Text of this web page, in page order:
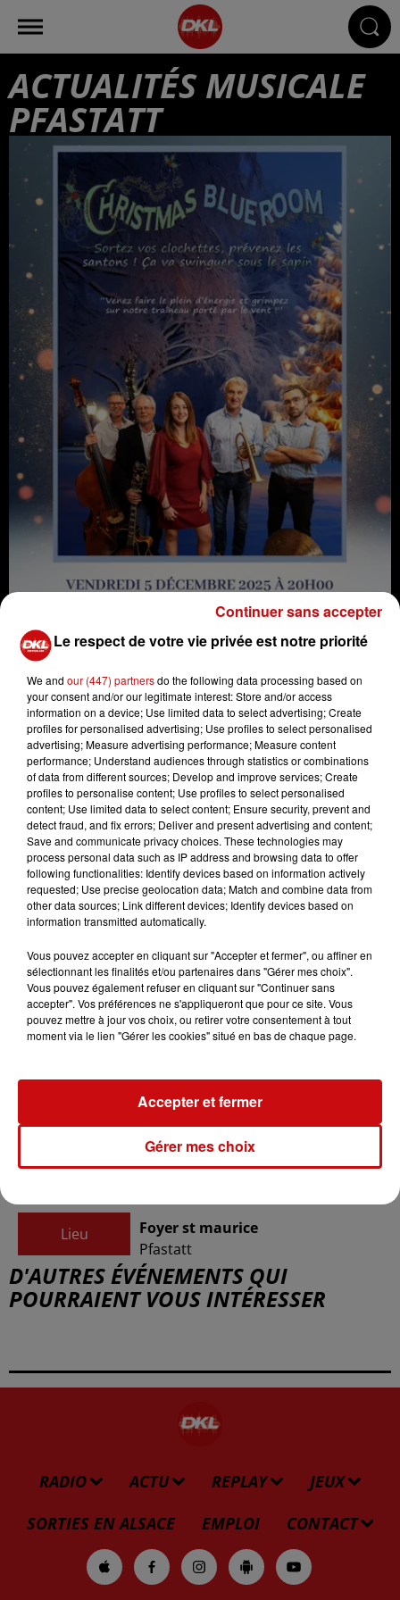
ACTUALITÉS MUSICALE
PFASTATT
notre associationABC
(Les Amis de laBibliothèque et de laCulture) organise le
vendredi 5 décembre 2025 à 20H au Foyer St Maurice de
Pfastatt.
Ajouter à votre calendrier
Date
du5 décembre 2025 à 20h00
au5 décembre 2025 à 23h59
amis de la bibliothèque et de la
culture
Lieu
Foyer st maurice
Pfastatt
D'AUTRES ÉVÉNEMENTS QUI
POURRAIENT VOUS INTÉRESSER
RADIO ACTU REPLAY
JEUX
SORTIES EN ALSACE
EMPLOI CONTACT
Le respect de votre vie privée est notre priorité
We and our (447) partnersdo the following data processing based on
your consent and/or our legitimate interest: Store and/or access
information on a device; Use limited data to select advertising; Create
profiles for personalised advertising; Use profiles to select personalised
advertising; Measure advertising performance; Measure content
performance; Understand audiences through statistics or combinations
of data from different sources; Develop and improve services; Create
profiles to personalise content; Use profiles to select personalised
content; Use limited data to select content; Ensure security, prevent and
detect fraud, and fix errors; Deliver and present advertising and content;
Save and communicate privacy choices. These technologies may
process personal data such as IP address and browsing data to offer
following functionalities: Identify devices based on information actively
requested; Use precise geolocation data; Match and combine data from
other data sources; Link different devices; Identify devices based on
information transmitted automatically.
Vous pouvez accepter en cliquant sur "Accepter et fermer", ou affiner en
sélectionnant les finalités et/ou partenaires dans "Gérer mes choix".
Vous pouvez également refuser en cliquant sur "Continuer sans
accepter". Vos préférences ne s'appliqueront que pour ce site. Vous
pouvez mettre à jour vos choix, ou retirer votre consentement à tout
moment via le lien "Gérer les cookies" situé en bas de chaque page.
Gérer mes choix
Accepter et fermer
Continuer sans accepter